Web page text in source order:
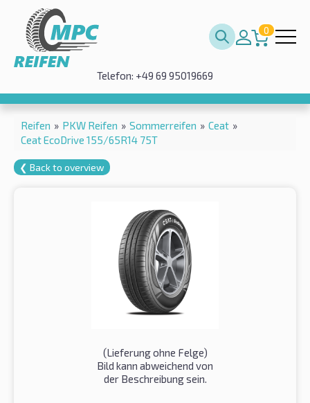
0
Telefon: +49 69 95019669
Reifen » PKW Reifen » Sommerreifen » Ceat »
Ceat EcoDrive 155/65R14 75T
❮ Back to overview
(Lieferung ohne Felge)
Bild kann abweichend von
der Beschreibung sein.